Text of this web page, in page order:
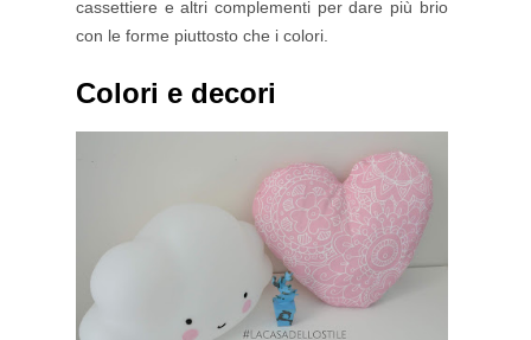
cassettiere e altri complementi per dare più brio
con le forme piuttosto che i colori.
Colori e decori